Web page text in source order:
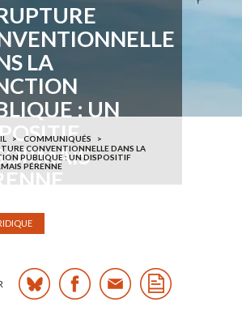
LA
: UN
mardi 12 mai 2026
COMMUNIQUÉS
CONVENTIONNELLE DANS LA
PUBLIQUE : UN DISPOSITIF
PÉRENNE